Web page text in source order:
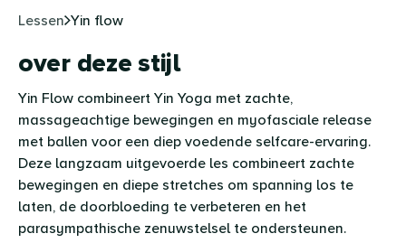
Lessen Yin flow
over deze stijl
Yin Flow combineert Yin Yoga met zachte,
massageachtige bewegingen en myofasciale release
met ballen voor een diep voedende selfcare-ervaring.
Deze langzaam uitgevoerde les combineert zachte
bewegingen en diepe stretches om spanning los te
laten, de doorbloeding te verbeteren en het
parasympathische zenuwstelsel te ondersteunen.